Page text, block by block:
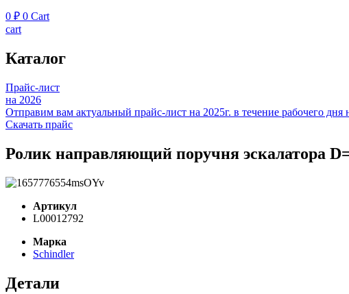
0 ₽ 0 Cart
cart
Каталог
Прайс-лист
на 2026
Отправим вам актуальный прайс-лист на 2025г. в течение рабочего дня
Скачать прайс
Ролик направляющий поручня эскалатора
Артикул
L00012792
Марка
Schindler
Детали